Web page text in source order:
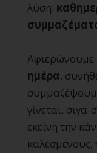
λύση:
Αφιερώνουμε
ημέρα,
γίνεται,
εκείνη την
καλεσμένους,